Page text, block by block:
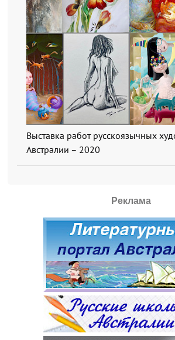
Выставка работ русскоязычных
Австралии – 2020
Реклама